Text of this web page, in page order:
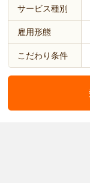
サービス種別
雇用形態
こだわり条件